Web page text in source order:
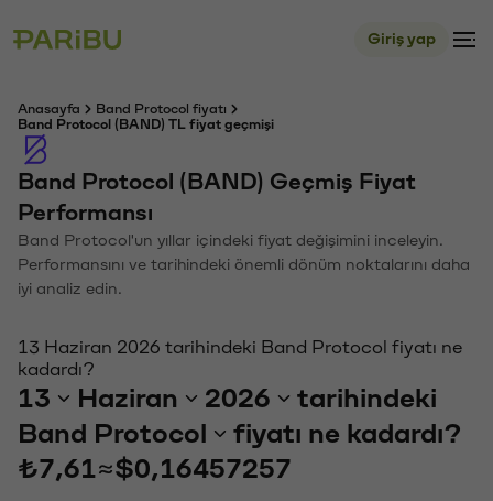
Giriş yap
Anasayfa
Band Protocol fiyatı
Band Protocol (BAND) TL fiyat geçmişi
Band Protocol (BAND) Geçmiş Fiyat
Performansı
Band Protocol'un yıllar içindeki fiyat değişimini inceleyin.
Performansını ve tarihindeki önemli dönüm noktalarını daha
iyi analiz edin.
13 Haziran 2026 tarihindeki Band Protocol fiyatı ne
kadardı?
13 Haziran 2026
tarihindeki
Band Protocol
fiyatı ne kadardı?
₺7,61≈$0,16457257